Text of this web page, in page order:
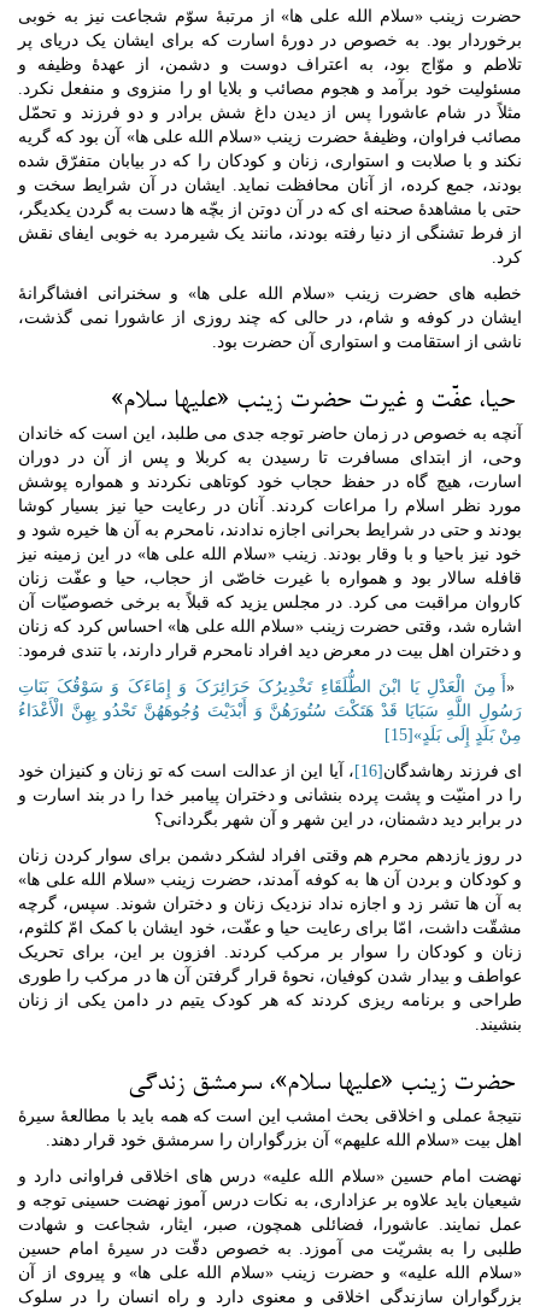
حضرت زینب «سلام الله علی ها» از مرتبۀ سوّم شجاعت نیز به خوبی
برخوردار بود. به خصوص در دورۀ اسارت که برای ایشان یک دریای پر
تلاطم و موّاج بود، به اعتراف دوست و دشمن، از عهدۀ وظیفه و
مسئولیت خود برآمد و هجوم مصائب و بلایا او را منزوی و منفعل نکرد.
مثلاً در شام عاشورا پس از دیدن داغ شش برادر و دو فرزند و تحمّل
مصائب فراوان، وظیفۀ حضرت زینب «سلام الله علی ها» آن بود که گریه
نکند و با صلابت و استواری، زنان و کودکان را که در بیابان متفرّق شده
بودند، جمع کرده، از آنان محافظت نماید. ایشان در آن شرایط سخت و
حتی با مشاهدۀ صحنه ای که در آن دوتن از بچّه ها دست به گردن یکدیگر،
از فرط تشنگی از دنیا رفته بودند، مانند یک شیرمرد به خوبی ایفای نقش
کرد.
خطبه های حضرت زینب «سلام الله علی ها» و سخنرانی افشاگرانۀ
ایشان در کوفه و شام، در حالی که چند روزی از عاشورا نمی گذشت،
ناشی از استقامت و استواری آن حضرت بود.
حیا، عفّت و غیرت حضرت زینب «علیها سلام»
آنچه به خصوص در زمان حاضر توجه جدی می طلبد، این است که خاندان
وحی، از ابتدای مسافرت تا رسیدن به کربلا و پس از آن در دوران
اسارت، هیچ گاه در حفظ حجاب خود کوتاهی نکردند و همواره پوشش
مورد نظر اسلام را مراعات کردند. آنان در رعایت حیا نیز بسیار کوشا
بودند و حتی در شرایط بحرانی اجازه ندادند، نامحرم به آن ها خیره شود و
خود نیز باحیا و با وقار بودند. زینب «سلام الله علی ها» در این زمینه نیز
قافله سالار بود و همواره با غیرت خاصّی از حجاب، حیا و عفّت زنان
کاروان مراقبت می کرد. در مجلس یزید که قبلاً به برخی خصوصیّات آن
اشاره شد، وقتی حضرت زینب «سلام الله علی ها» احساس کرد که زنان
و دختران اهل بیت در معرض دید افراد نامحرم قرار دارند، با تندی فرمود:
« أَ مِنَ الْعَدْلِ یَا ابْنَ الطُّلَقَاءِ تَخْدِیرُکَ حَرَائِرَکَ وَ إِمَاءَکَ وَ سَوْقُکَ بَنَاتِ
رَسُولِ اللَّهِ سَبَایَا قَدْ هَتَکْتَ سُتُورَهُنَّ وَ أَبْدَیْتَ وُجُوهَهُنَّ تَحْدُو بِهِنَّ الْأَعْدَاءُ
مِنْ بَلَدٍ إِلَی بَلَدٍ»[15]
ای فرزند رهاشدگان [16]
، آیا این از عدالت است که تو زنان و کنیزان خود
را در امنیّت و پشت پرده بنشانی و دختران پیامبر خدا را در بند اسارت و
در برابر دید دشمنان، در این شهر و آن شهر بگردانی؟
در روز یازدهم محرم هم وقتی افراد لشکر دشمن برای سوار کردن زنان
و کودکان و بردن آن ها به کوفه آمدند، حضرت زینب «سلام الله علی ها»
به آن ها تشر زد و اجازه نداد نزدیک زنان و دختران شوند. سپس، گرچه
مشقّت داشت، امّا برای رعایت حیا و عفّت، خود ایشان با کمک امّ کلثوم،
زنان و کودکان را سوار بر مرکب کردند. افزون بر این، برای تحریک
عواطف و بیدار شدن کوفیان، نحوۀ قرار گرفتن آن ها در مرکب را طوری
طراحی و برنامه ریزی کردند که هر کودک یتیم در دامن یکی از زنان
بنشیند.
حضرت زینب «علیها سلام»، سرمشق زندگی
نتیجۀ عملی و اخلاقی بحث امشب این است که همه باید با مطالعۀ سیرۀ
اهل بیت «سلام الله علیهم» آن بزرگواران را سرمشق خود قرار دهند.
نهضت امام حسین «سلام الله علیه» درس های اخلاقی فراوانی دارد و
شیعیان باید علاوه بر عزاداری، به نکات درس آموز نهضت حسینی توجه و
عمل نمایند. عاشورا، فضائلی همچون، صبر، ایثار، شجاعت و شهادت
طلبی را به بشریّت می آموزد. به خصوص دقّت در سیرۀ امام حسین
«سلام الله علیه» و حضرت زینب «سلام الله علی ها» و پیروی از آن
بزرگواران سازندگی اخلاقی و معنوی دارد و راه انسان را در سلوک